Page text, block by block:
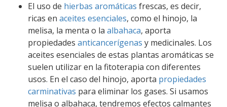
El uso de hierbas aromáticas frescas, es decir,
ricas en aceites esenciales, como el hinojo, la
melisa, la menta o la albahaca, aporta
propiedades anticancerígenas y medicinales. Los
aceites esenciales de estas plantas aromáticas se
suelen utilizar en la fitoterapia con diferentes
usos. En el caso del hinojo, aporta propiedades
carminativas para eliminar los gases. Si usamos
melisa o albahaca, tendremos efectos calmantes